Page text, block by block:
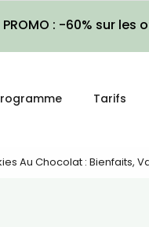
PROMO : -60% sur les
Tarifs
Au Chocolat : Bienfaits,